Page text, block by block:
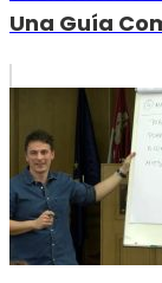
Una Guía